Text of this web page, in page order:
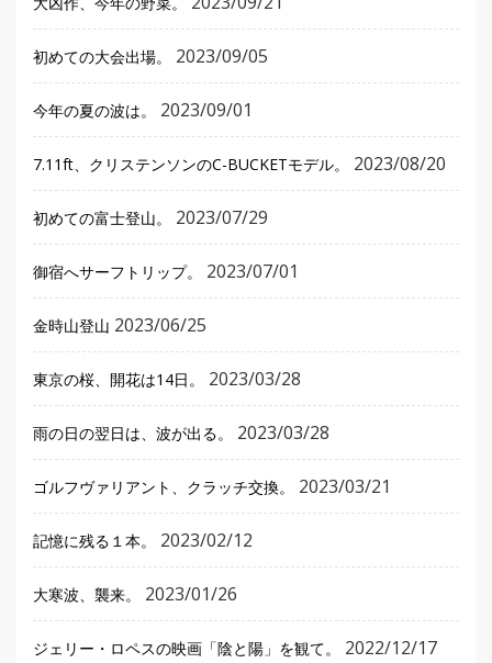
初めての大会出場。 2023/09/05
今年の夏の波は。 2023/09/01
7.11ft、クリステンソンのC-BUCKETモデル。 2023/08/20
初めての富士登山。 2023/07/29
御宿へサーフトリップ。 2023/07/01
金時山登山 2023/06/25
東京の桜、開花は14日。 2023/03/28
雨の日の翌日は、波が出る。 2023/03/28
ゴルフヴァリアント、クラッチ交換。 2023/03/21
記憶に残る１本。 2023/02/12
大寒波、襲来。 2023/01/26
ジェリー・ロペスの映画「陰と陽」を観て。 2022/12/17